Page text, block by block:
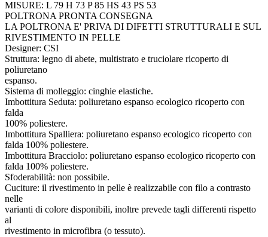
MISURE: L 79 H 73 P 85 HS 43 PS 53
POLTRONA PRONTA CONSEGNA
LA POLTRONA E' PRIVA DI DIFETTI STRUTTURALI E SUL
RIVESTIMENTO IN PELLE
Designer: CSI
Struttura: legno di abete, multistrato e truciolare ricoperto di
poliuretano
espanso.
Sistema di molleggio: cinghie elastiche.
Imbottitura Seduta: poliuretano espanso ecologico ricoperto con
falda
100% poliestere.
Imbottitura Spalliera: poliuretano espanso ecologico ricoperto con
falda 100% poliestere.
Imbottitura Bracciolo: poliuretano espanso ecologico ricoperto con
falda 100% poliestere.
Sfoderabilità: non possibile.
Cuciture: il rivestimento in pelle è realizzabile con filo a contrasto
nelle
varianti di colore disponibili, inoltre prevede tagli differenti rispetto
al
rivestimento in microfibra (o tessuto).